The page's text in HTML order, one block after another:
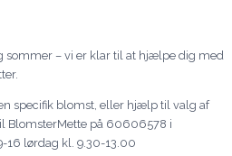
sommer – vi er klar til at hjælpe dig med
specifik blomst, eller hjælp til valg af
BlomsterMette på 60606578 i
16 lørdag kl. 9.30-13.00